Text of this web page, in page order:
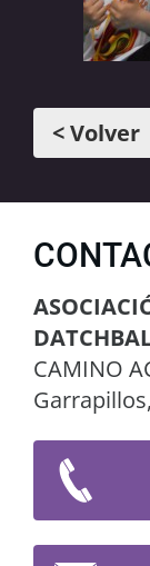
< Volver
CAMINO